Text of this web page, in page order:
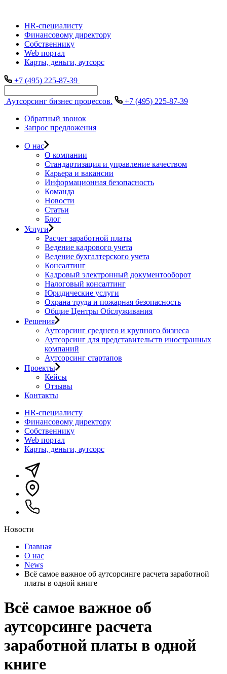
HR-специалисту
Финансовому директору
Собственнику
Web портал
Карты, деньги, аутсорс
+7 (495) 225-87-39
Аутсорсинг бизнес процессов.
+7 (495) 225-87-39
Обратный звонок
Запрос предложения
О нас
О компании
Стандартизация и управление качеством
Карьера и вакансии
Информационная безопасность
Команда
Новости
Статьи
Блог
Услуги
Расчет заработной платы
Ведение кадрового учета
Ведение бухгалтерского учета
Консалтинг
Кадровый электронный документооборот
Налоговый консалтинг
Юридические услуги
Охрана труда и пожарная безопасность
Общие Центры Обслуживания
Решения
Аутсорсинг среднего и крупного бизнеса
Аутсорсинг для представительств иностранных
компаний
Аутсорсинг стартапов
Проекты
Кейсы
Отзывы
Контакты
HR-специалисту
Финансовому директору
Собственнику
Web портал
Карты, деньги, аутсорс
Новости
Главная
О нас
News
Всё самое важное об аутсорсинге расчета заработной
платы в одной книге
Всё самое важное об
аутсорсинге расчета
заработной платы в одной
книге